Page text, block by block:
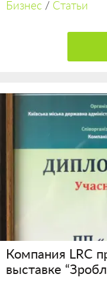
Бизнес / Статьи
Компания LRC
выставке